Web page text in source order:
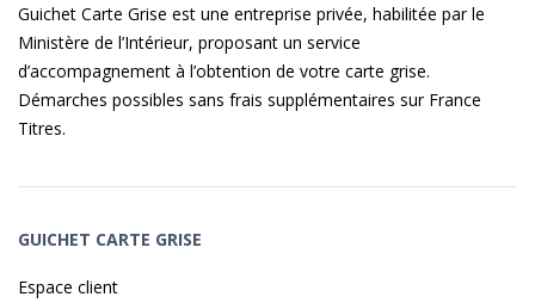
Guichet Carte Grise est une entreprise privée, habilitée par le
Ministère de l’Intérieur, proposant un service
d’accompagnement à l’obtention de votre carte grise.
Démarches possibles sans frais supplémentaires sur France
Titres.
GUICHET CARTE GRISE
Espace client